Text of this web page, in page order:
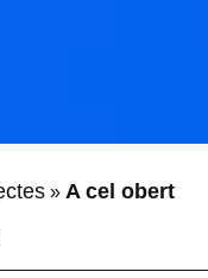
» A cel obert